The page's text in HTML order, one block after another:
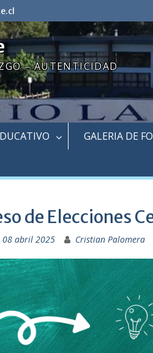
– AUTENTICIDAD
GALERIA DE
de Elecciones
08 abril 2025 Cristian Palomera